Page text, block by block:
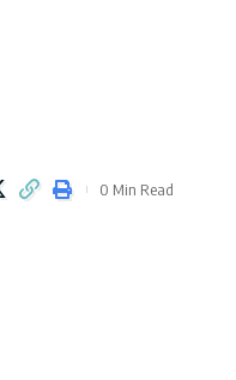
0 Min Read